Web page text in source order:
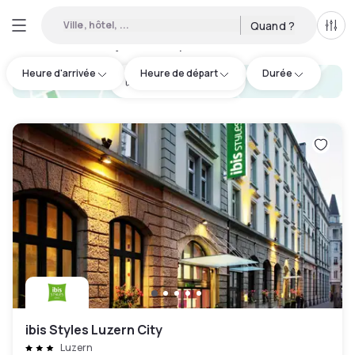
Ville, hôtel, ... Quand ?
Heure d'arrivée Heure de départ Durée
hotel.cta.view_map
ibis Styles Luzern City
Luzern